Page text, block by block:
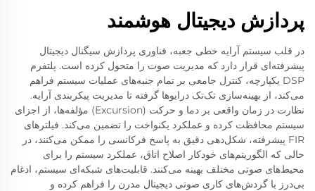
پردازش دیجیتال هوشمند
در قلب سیستم آرایه خطی جعبه، فناوری پردازش سیگنال دیجیتال
پیشرفته‌ای قرار دارد که مدیریت صوت را متحول کرده است. پلتفرم
DSP یکپارچه، کنترل جامعی بر تمام جنبه‌های عملیات سیستم فراهم
می‌کند، از بهینه‌سازی تک‌تک درایوها گرفته تا مدیریت پیکربندی آرایه.
نظارت در زمان واقعی بر دما و حرکت (Excursion) مؤلفه‌ها، از اجزای
سیستم محافظت کرده و عملکرد یکنواخت را تضمین می‌کند. فیلترهای
FIR پیشرفته، شکل‌دهی دقیق به پاسخ فرکانسی را ممکن می‌کنند، در
حالی که الگوریتم‌های خودکار اصلاح اتاق، عملکرد سیستم را برای
محیط‌های صوتی مختلف بهینه می‌کنند. قابلیت‌های شبکه‌ای سیستم، ادغام
بی‌درز با گردش‌های کاری صوتی دیجیتال مدرن را فراهم کرده و